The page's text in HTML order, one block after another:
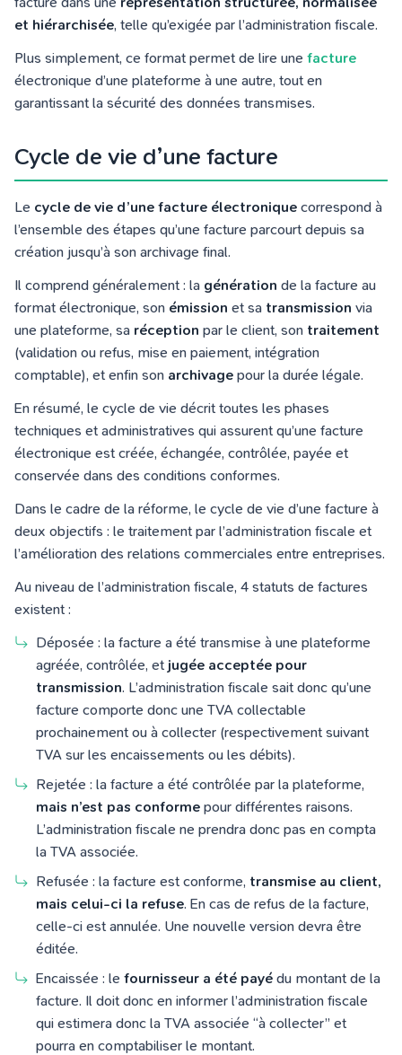
et hiérarchisée, telle qu’exigée par l’administration fiscale.
Plus simplement, ce format permet de lire une facture
électronique d’une plateforme à une autre, tout en
garantissant la sécurité des données transmises.
Cycle de vie d’une facture
Le cycle de vie d’une facture électronique correspond à
l’ensemble des étapes qu’une facture parcourt depuis sa
création jusqu’à son archivage final.
Il comprend généralement : la génération de la facture au
format électronique, son émission et sa transmission via
une plateforme, sa réception par le client, son traitement
(validation ou refus, mise en paiement, intégration
comptable), et enfin son archivage pour la durée légale.
En résumé, le cycle de vie décrit toutes les phases
techniques et administratives qui assurent qu’une facture
électronique est créée, échangée, contrôlée, payée et
conservée dans des conditions conformes.
Dans le cadre de la réforme, le cycle de vie d’une facture à
deux objectifs : le traitement par l’administration fiscale et
l’amélioration des relations commerciales entre entreprises.
Au niveau de l’administration fiscale, 4 statuts de factures
existent :
Déposée : la facture a été transmise à une plateforme
agréée, contrôlée, et jugée acceptée pour
transmission. L’administration fiscale sait donc qu’une
facture comporte donc une TVA collectable
prochainement ou à collecter (respectivement suivant
TVA sur les encaissements ou les débits).
Rejetée : la facture a été contrôlée par la plateforme,
mais n’est pas conforme pour différentes raisons.
L’administration fiscale ne prendra donc pas en compta
la TVA associée.
Refusée : la facture est conforme, transmise au client,
mais celui-ci la refuse. En cas de refus de la facture,
celle-ci est annulée. Une nouvelle version devra être
éditée.
Encaissée : le fournisseur a été payé du montant de la
facture. Il doit donc en informer l’administration fiscale
qui estimera donc la TVA associée “à collecter” et
pourra en comptabiliser le montant.